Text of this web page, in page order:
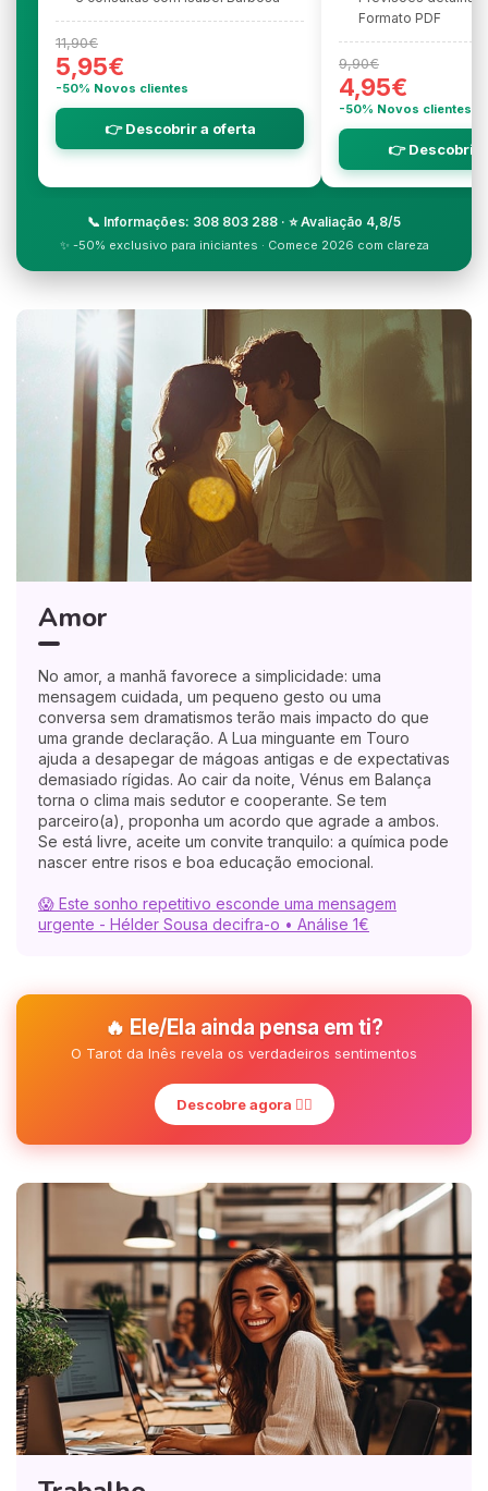
11,90€
5,95€
-50% Novos clientes
👉 Descobrir a oferta
Formato PDF
9,90€
4,95€
-50% Novos clientes
👉 Descobrir
📞 Informações: 308 803 288 · ⭐ Avaliação 4,8/5
✨ -50% exclusivo para iniciantes · Comece 2026 com clareza
Amor
No amor, a manhã favorece a simplicidade: uma
mensagem cuidada, um pequeno gesto ou uma
conversa sem dramatismos terão mais impacto do que
uma grande declaração. A Lua minguante em Touro
ajuda a desapegar de mágoas antigas e de expectativas
demasiado rígidas. Ao cair da noite, Vénus em Balança
torna o clima mais sedutor e cooperante. Se tem
parceiro(a), proponha um acordo que agrade a ambos.
Se está livre, aceite um convite tranquilo: a química pode
nascer entre risos e boa educação emocional.
😱 Este sonho repetitivo esconde uma mensagem
urgente - Hélder Sousa decifra-o • Análise 1€
🔥 Ele/Ela ainda pensa em ti?
O Tarot da Inês revela os verdadeiros sentimentos
Descobre agora ❤️‍🔥